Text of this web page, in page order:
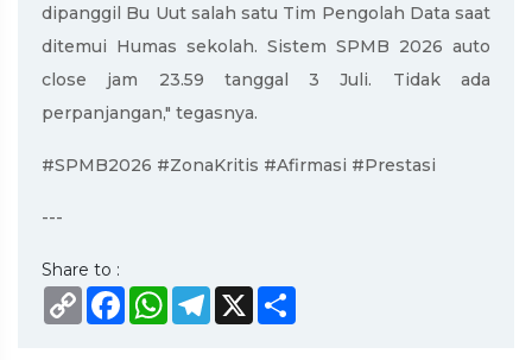
dipanggil Bu Uut salah satu Tim Pengolah Data saat
ditemui Humas sekolah. Sistem SPMB 2026 auto
close jam 23.59 tanggal 3 Juli. Tidak ada
perpanjangan," tegasnya.
#SPMB2026 #ZonaKritis #Afirmasi #Prestasi
---
Share to :
Copy
Link
FacebookWhatsApp
Telegram
X